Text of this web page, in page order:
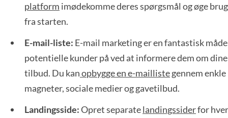
platform imødekomme deres spørgsmål og øge
fra starten.
E-mail-liste: E-mail marketing er en fantastisk
potentielle kunder på ved at informere dem om
tilbud. Du kanopbygge en e-maillistegennem
magneter, sociale medier og gavetilbud.
Landingsside:Opret separatelandingssiderfor